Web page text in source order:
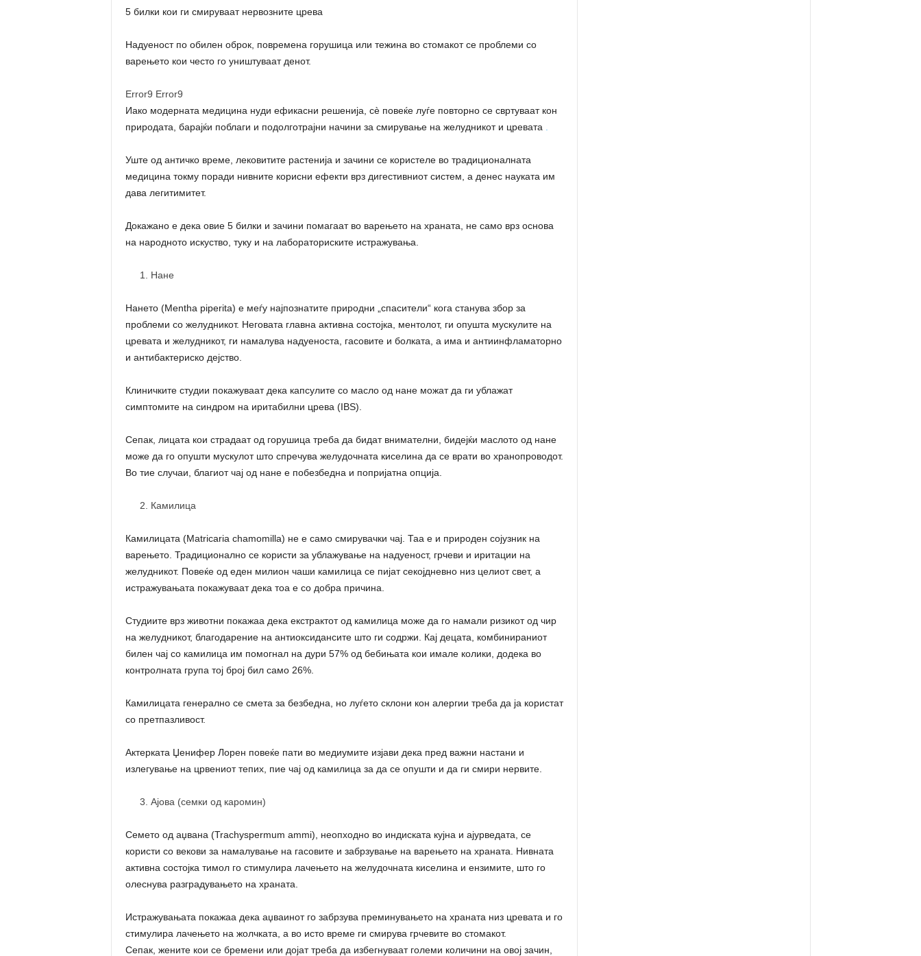
5 билки кои ги смируваат нервозните црева
Надуеност по обилен оброк, повремена горушица или тежина во стомакот се проблеми со
варењето кои често го уништуваат денот.
Error9 Error9
Иако модерната медицина нуди ефикасни решенија, сè повеќе луѓе повторно се свртуваат кон
природата, барајќи поблаги и подолготрајни начини за смирување на желудникот и цревата
Уште од античко време, лековитите растенија и зачини се користеле во традиционалната
медицина токму поради нивните корисни ефекти врз дигестивниот систем, а денес науката им
дава легитимитет.
Докажано е дека овие 5 билки и зачини помагаат во варењето на храната, не само врз основа
на народното искуство, туку и на лабораториските истражувања.
Нане
Нането (Mentha piperita) е меѓу најпознатите природни „спасители“ кога станува збор за
проблеми со желудникот. Неговата главна активна состојка, ментолот, ги опушта мускулите на
цревата и желудникот, ги намалува надуеноста, гасовите и болката, а има и антиинфламаторно
и антибактериско дејство.
Клиничките студии покажуваат дека капсулите со масло од нане можат да ги ублажат
симптомите на синдром на иритабилни црева (IBS).
Сепак, лицата кои страдаат од горушица треба да бидат внимателни, бидејќи маслото од нане
може да го опушти мускулот што спречува желудочната киселина да се врати во хранопроводот.
Во тие случаи, благиот чај од нане е побезбедна и попријатна опција.
Камилица
Камилицата (Matricaria chamomilla) не е само смирувачки чај. Таа е и природен сојузник на
варењето. Традиционално се користи за ублажување на надуеност, грчеви и иритации на
желудникот. Повеќе од еден милион чаши камилица се пијат секојдневно низ целиот свет, а
истражувањата покажуваат дека тоа е со добра причина.
Студиите врз животни покажаа дека екстрактот од камилица може да го намали ризикот од чир
на желудникот, благодарение на антиоксидансите што ги содржи. Кај децата, комбинираниот
билен чај со камилица им помогнал на дури 57% од бебињата кои имале колики, додека во
контролната група тој број бил само 26%.
Камилицата генерално се смета за безбедна, но луѓето склони кон алергии треба да ја користат
со претпазливост.
Актерката Џенифер Лорен повеќе пати во медиумите изјави дека пред важни настани и
излегување на црвениот тепих, пие чај од камилица за да се опушти и да ги смири нервите.
Ајова (семки од каромин)
Семето од аџвана (Trachyspermum ammi), неопходно во индиската кујна и ајурведата, се
користи со векови за намалување на гасовите и забрзување на варењето на храната. Нивната
активна состојка тимол го стимулира лачењето на желудочната киселина и ензимите, што го
олеснува разградувањето на храната.
Истражувањата покажаа дека аџваинот го забрзува преминувањето на храната низ цревата и го
стимулира лачењето на жолчката, а во исто време ги смирува грчевите во стомакот.
Сепак, жените кои се бремени или дојат треба да избегнуваат големи количини на овој зачин,